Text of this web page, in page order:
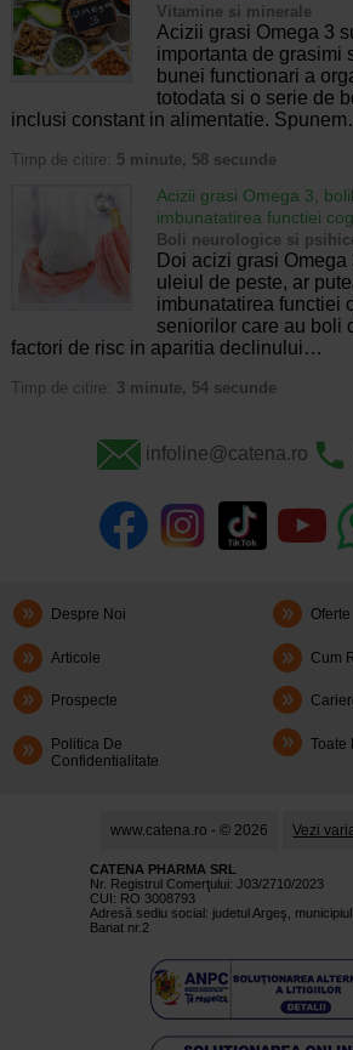
Vitamine si minerale
Acizii grasi Omega 3
importanta de grasimi
bunei functionari a
totodata si o serie de
inclusi constant in alimentatie.
Timp de citire: 5 minute, 58 secunde
Acizii grasi Omega 3,
imbunatatirea functiei
Boli neurologice si
Doi acizi grasi
uleiul de peste, ar
imbunatatirea functiei
seniorilor care au boli
factori de risc in aparitia declinului…
Timp de citire: 3 minute, 54 secunde
infoline@catena.ro
Despre Noi Oferte
Articole Cum
Prospecte
Politica De
Confidentialitate
Toate
www.catena.ro - © 2026 Vezi
CATENA PHARMA SRL
Nr. Registrul Comerţului: J03/2710/2023
CUI: RO 3008793
Adresă sediu social: judetul Argeş,
Banat nr.2